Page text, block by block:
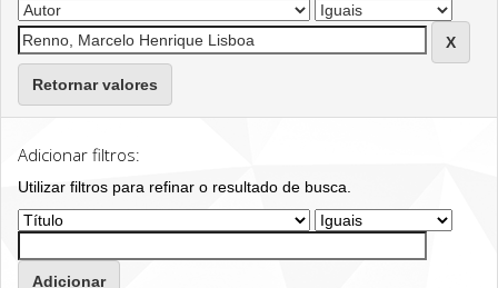
Retornar valores
Adicionar filtros:
Utilizar filtros para refinar o resultado de busca.